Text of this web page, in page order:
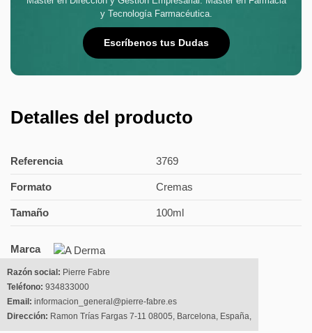
y Tecnología Farmacéutica.
Escríbenos tus Dudas
Detalles del producto
Referencia 3769
Formato Cremas
Tamaño 100ml
Marca
Razón social: Pierre Fabre
Teléfono: 934833000
Email: informacion_general@pierre-fabre.es
Dirección: Ramon Trías Fargas 7-11 08005, Barcelona, España,